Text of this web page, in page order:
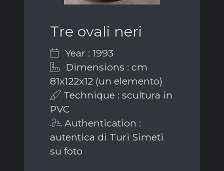
Tre ovali neri
Year : 1993
Dimensions : cm
81x122x12 (un elemento)
Technique : scultura in
PVC
Authentication :
autentica di Turi Simeti
su foto